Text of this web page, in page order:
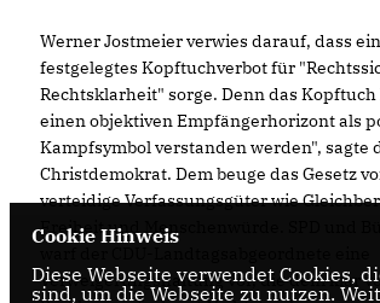
Werner Jostmeier verwies darauf, dass
festgelegtes Kopftuchverbot für
Rechtsklarheit" sorge. Denn das
einen objektiven Empfängerhorizont als
Kampfsymbol verstanden werden", sagte
Christdemokrat. Dem beuge das Gesetz
verteidige Verfassungsgüter wie
Freiheit und Menschenwürde. SPD und
Verweigerungshaltung vor, die dem klar
Cookie Hinweis
Diese Webseite verwendet Cookies,
sind, um die Webseite zu nutzen.